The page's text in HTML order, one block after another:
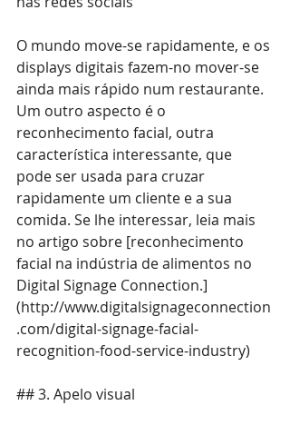
O mundo move-se rapidamente, e os
displays digitais fazem-no mover-se
ainda mais rápido num restaurante.
Um outro aspecto é o
reconhecimento facial, outra
característica interessante, que
pode ser usada para cruzar
rapidamente um cliente e a sua
comida. Se lhe interessar, leia mais
no artigo sobre [reconhecimento
facial na indústria de alimentos no
Digital Signage Connection.]
(http://www.digitalsignageconnection
.com/digital-signage-facial-
recognition-food-service-industry)
## 3. Apelo visual